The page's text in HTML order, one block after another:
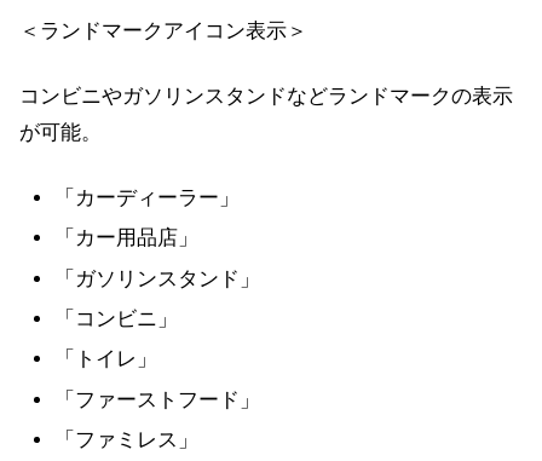
＜ランドマークアイコン表示＞
コンビニやガソリンスタンドなどランドマークの表示
が可能。
「カーディーラー」
「カー用品店」
「ガソリンスタンド」
「コンビニ」
「トイレ」
「ファーストフード」
「ファミレス」